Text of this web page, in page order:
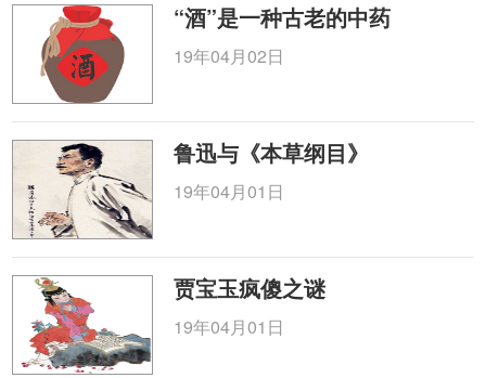
“酒”是一种古老的中药
19年04月02日
鲁迅与《本草纲目》
19年04月01日
贾宝玉疯傻之谜
19年04月01日